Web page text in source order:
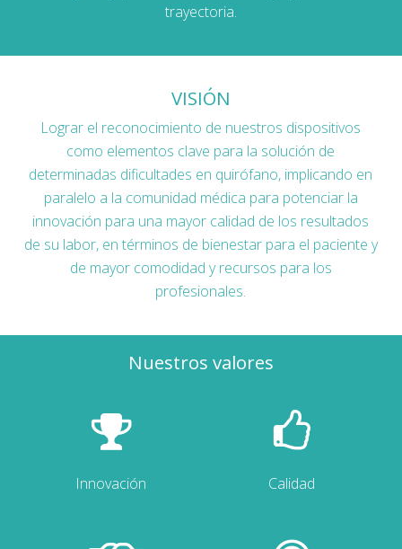
trayectoria.
VISIÓN
Lograr el reconocimiento de nuestros dispositivos
como elementos clave para la solución de
determinadas dificultades en quirófano, implicando en
paralelo a la comunidad médica para potenciar la
innovación para una mayor calidad de los resultados
de su labor, en términos de bienestar para el paciente y
de mayor comodidad y recursos para los
profesionales.
Nuestros valores
Innovación Calidad